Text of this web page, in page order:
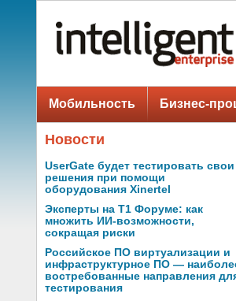
Мобильность Бизнес-
Новости
UserGate будет тестировать свои
решения при помощи
оборудования Xinertel
Эксперты на Т1 Форуме: как
множить ИИ-возможности,
сокращая риски
Российское ПО виртуализации и
инфраструктурное ПО —
востребованные направления
тестирования